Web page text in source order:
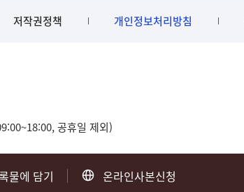
물에 담기 온라인사본신청
저작권정책 개인정보처리방침
공휴일 제외)
광주 062-975-5791